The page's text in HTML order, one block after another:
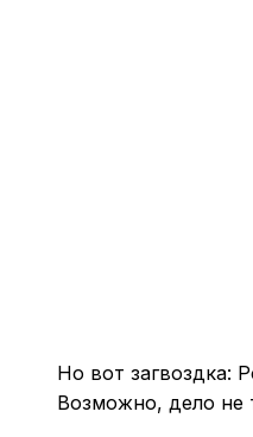
Но вот загвоздка:
Возможно, дело не